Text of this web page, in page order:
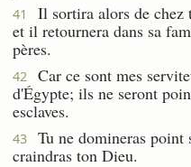
41
Il sortira alors de chez
et il retournera dans sa
pères.
42
Car ce sont mes
d'Égypte; ils ne seront
esclaves.
43
Tu ne domineras
craindras ton Dieu.